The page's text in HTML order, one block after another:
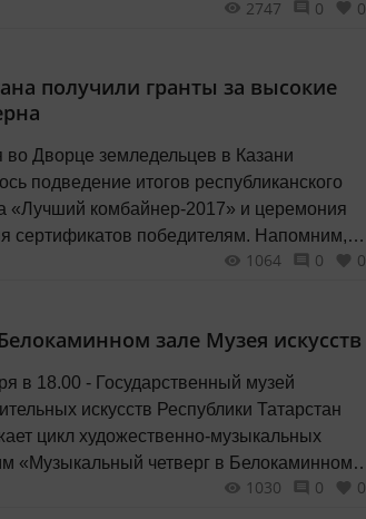
2747 0
0
получили гранты за высокие
во Дворце земледельцев в Казани
подведение итогов республиканского
«Лучший комбайнер-2017» и церемония
победителям. Напомним,
о поощрении в этом сезоне 200 лучших
Миннихановым. Министерство сельского
1064 0
0
зале Музея искусств
в 18.00 - Государственный музей
искусств Республики Татарстан
цикл художественно-музыкальных
«Музыкальный четверг в Белокаминном
1030 0
0